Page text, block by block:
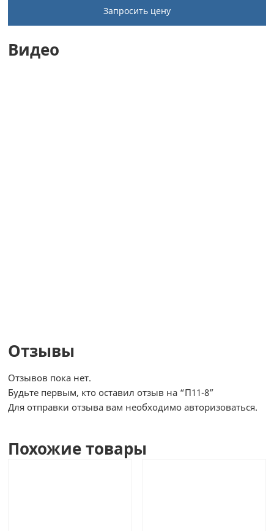
Запросить цену
Видео
Отзывы
Отзывов пока нет.
Будьте первым, кто оставил отзыв на “П11-8”
Для отправки отзыва вам необходимоавторизоваться.
Похожие товары